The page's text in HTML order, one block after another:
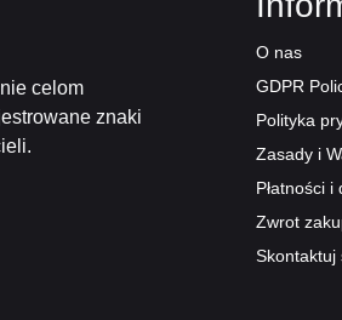
celom
znaki
O nas
GDPR
Polityka
Zasady i
Płatności i
Zwrot
Skontaktuj